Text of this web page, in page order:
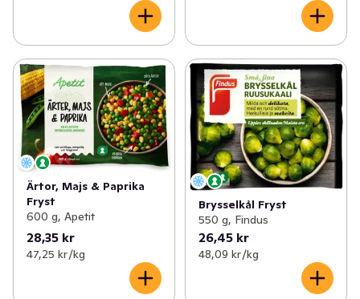
Ärtor, Majs & Paprika
Fryst
600 g, Apetit
28,35 kr
47,25 kr /kg
Brysselkål Fryst
550 g, Findus
26,45 kr
48,09 kr /kg